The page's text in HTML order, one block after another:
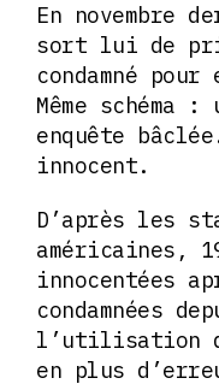
En novembre
sort lui de
condamné
Même schéma
enquête
innocent.
D’après les
américaines,
innocentées
condamnées
l’utilisation
en plus